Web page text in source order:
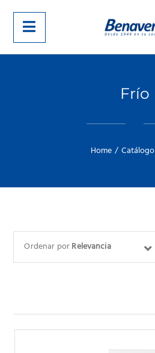
Frío
Home / Catálogo
Ordenar porRelevancia